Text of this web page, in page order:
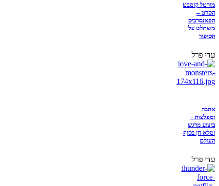
מורטל קומבט
הסרט –
הפאנסרביס
משתלט על
הסיפור
עדי פרל
אהבה
ומפלצות –
ביצוע מרגש
ומלא חן בסוף
העולם
עדי פרל